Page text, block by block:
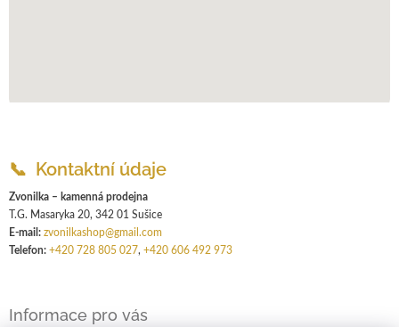
📞 Kontaktní údaje
Zvonilka – kamenná prodejna
T.G. Masaryka 20, 342 01 Sušice
E-mail: zvonilkashop@gmail.com
Telefon: +420 728 805 027, +420 606 492 973
Informace pro vás